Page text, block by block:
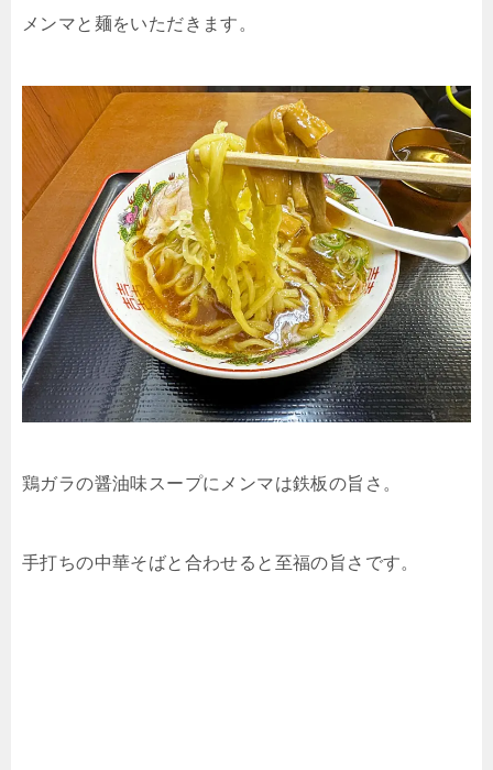
メンマと麺をいただきます。
鶏ガラの醤油味スープにメンマは鉄板の旨さ。
手打ちの中華そばと合わせると至福の旨さです。